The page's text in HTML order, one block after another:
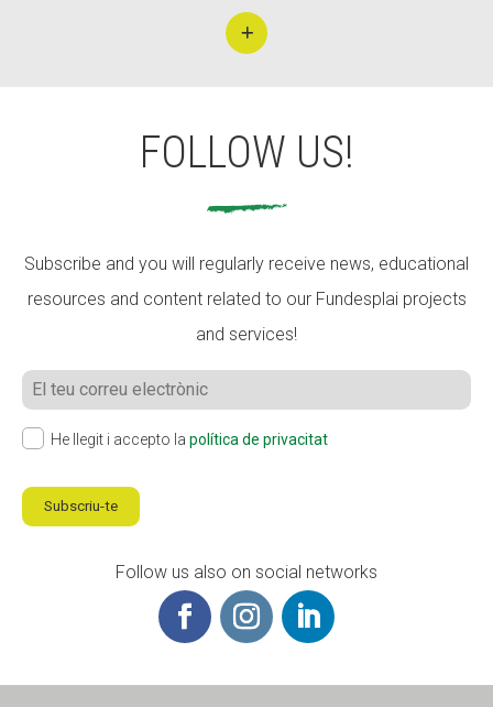
FOLLOW US!
Subscribe and you will regularly receive news, educational
resources and content related to our Fundesplai projects
and services!
He llegit i accepto la política de privacitat
Subscriu-te
Follow us also on social networks